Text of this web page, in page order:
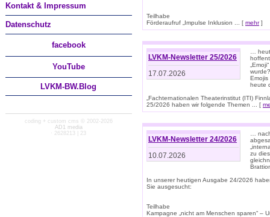
Kontakt & Impressum
Datenschutz
facebook
YouTube
LVKM-BW.Blog
coding + custom cms © 2002-2026
AD1 media
· 2628213 | 23
Teilhabe
Förderaufruf „Impulse Inklusion ... [ mehr]
LVKM-Newsletter 25/2026
17.07.2026
…
Emojis
heute
„Fachternationalen Theaterinstitut (ITI)
25/2026 haben wir folgende Themen ... [
LVKM-Newsletter 24/2026
10.07.2026
…
zu
In unserer heutigen Ausgabe 24/2026
Sie ausgesucht:
Teilhabe
Kampagne „nicht am Menschen sparen“ –